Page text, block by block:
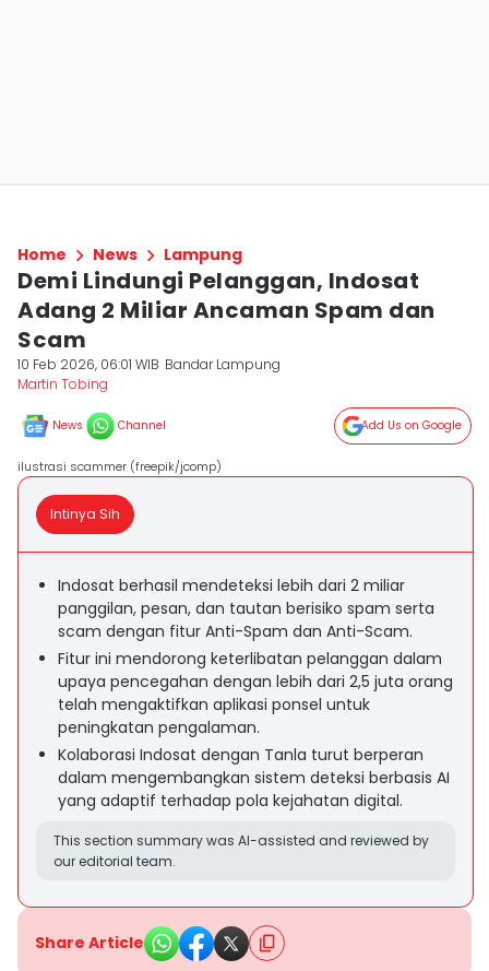
Home News Lampung
Demi Lindungi Pelanggan, Indosat
Adang 2 Miliar Ancaman Spam dan
Scam
10 Feb 2026, 06:01 WIB Bandar Lampung
Martin Tobing
News Channel Add Us on Google
ilustrasi scammer (freepik/jcomp)
Intinya Sih
Indosat berhasil mendeteksi lebih dari 2 miliar
panggilan, pesan, dan tautan berisiko spam serta
scam dengan fitur Anti-Spam dan Anti-Scam.
Fitur ini mendorong keterlibatan pelanggan dalam
upaya pencegahan dengan lebih dari 2,5 juta orang
telah mengaktifkan aplikasi ponsel untuk
peningkatan pengalaman.
Kolaborasi Indosat dengan Tanla turut berperan
dalam mengembangkan sistem deteksi berbasis AI
yang adaptif terhadap pola kejahatan digital.
This section summary was AI-assisted and reviewed by
our editorial team.
Share Article